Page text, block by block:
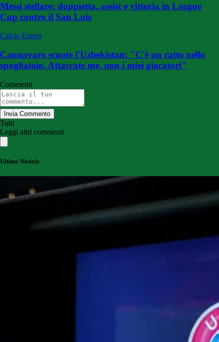
Messi stellare: doppietta, assist e vittoria in League
Cup contro il San Luis
Calcio Estero
Cannavaro scuote l'Uzbekistan: "C'è un ratto nello
spogliatoio. Attaccate me, non i miei giocatori"
Commenti
Invia Commento
Tutti
Leggi altri commenti
Ultime Notizie